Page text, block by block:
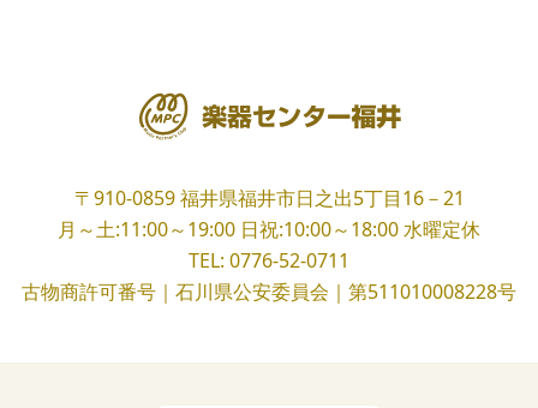
〒910-0859 福井県福井市日之出5丁目16－21
月～土:11:00～19:00 日祝:10:00～18:00水曜定休
TEL: 0776-52-0711
古物商許可番号｜石川県公安委員会｜第511010008228号